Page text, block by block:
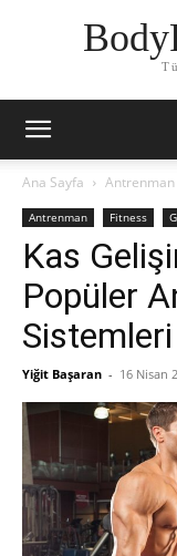
Ana Sayfa Antrenman
Antrenman Fitness
Kas
Popüler
Sistemleri
Yiğit Başaran - 16 Nisan